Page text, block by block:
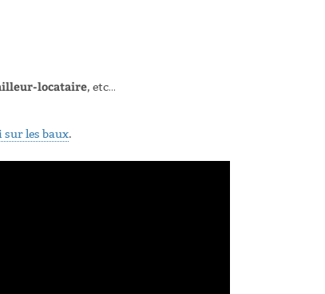
locataire, etc…
sur les baux.